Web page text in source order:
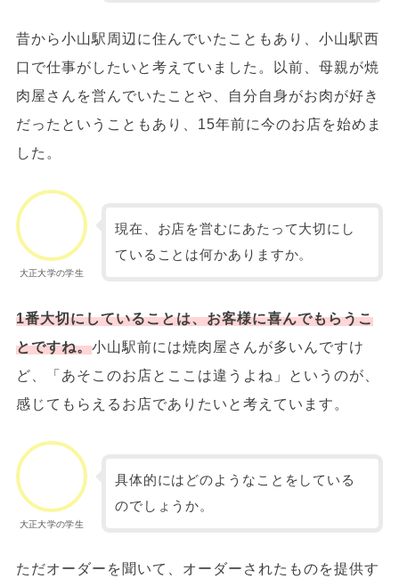
昔から小山駅周辺に住んでいたこともあり、小山駅西
口で仕事がしたいと考えていました。以前、母親が焼
肉屋さんを営んでいたことや、自分自身がお肉が好き
だったということもあり、15年前に今のお店を始めま
した。
大正大学の学生
現在、お店を営むにあたって大切にし
ていることは何かありますか。
1番大切にしていることは、お客様に喜んでもらうこ
とですね。小山駅前には焼肉屋さんが多いんですけ
ど、「あそこのお店とここは違うよね」というのが、
感じてもらえるお店でありたいと考えています。
大正大学の学生
具体的にはどのようなことをしている
のでしょうか。
ただオーダーを聞いて、オーダーされたものを提供す